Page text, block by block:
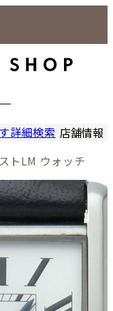
詳細検索 店舗情報
LIPS
LIPS 札
LIPS 札
LIPS 通信
トLM ウォッチ